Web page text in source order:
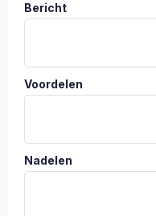
Bericht
Voordelen
Nadelen